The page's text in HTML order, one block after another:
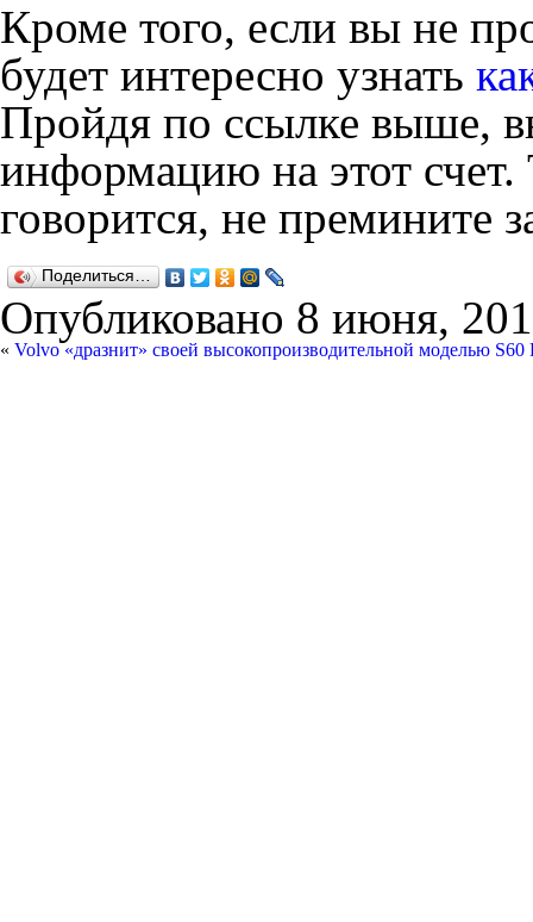
Кроме того, если вы не
будет интересно узнать
Пройдя по ссылке выше,
информацию на этот счет.
говорится, не премините
Поделиться…
Опубликовано 8 июня,
« Volvo «дразнит» своей высокопроизводительной моделью S60